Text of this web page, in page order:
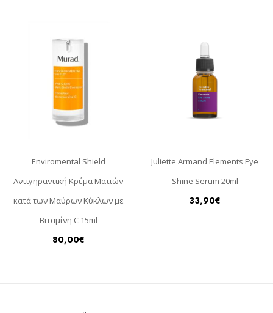
Enviromental Shield
Αντιγηραντική Κρέμα Ματιών
κατά των Μαύρων Κύκλων με
Βιταμίνη C 15ml
80,00€
Juliette Armand Elements Eye
Shine Serum 20ml
33,90€